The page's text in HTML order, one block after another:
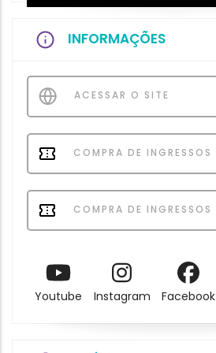
INFORMAÇÕES
ACESSAR O SITE
COMPRA DE INGRESSOS
COMPRA DE INGRESSOS
Youtube Instagram Facebook